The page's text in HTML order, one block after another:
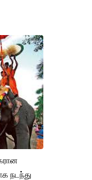
நடந்து